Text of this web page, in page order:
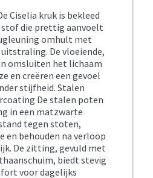
Ciselia kruk is bekleed
die prettig aanvoelt
omhult met
De vloeiende,
omsluiten het lichaam
en creëren een gevoel
stijfheid. Stalen
De stalen poten
in een matzwarte
tegen stoten,
en behouden na verloop
De zitting, gevuld met
biedt stevig
voor dagelijks